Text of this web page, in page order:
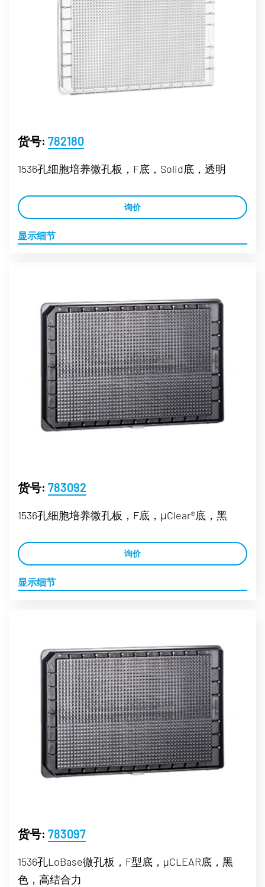
货号: 782180
1536孔细胞培养微孔板，F底，Solid底，透明
询价
显示细节
货号: 783092
1536孔细胞培养微孔板，F底，μClear®底，黑
询价
显示细节
货号: 783097
1536孔LoBase微孔板，F型底，µCLEAR底，黑
色，高结合力